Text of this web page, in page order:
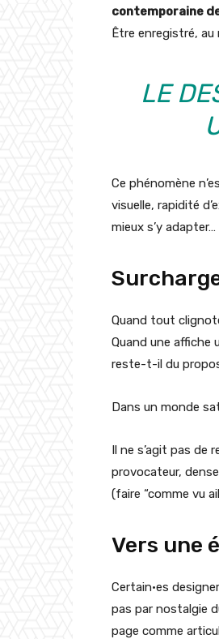
contemporaine
Être enregistré,
LE
Ce phénomène
visuelle, rapidité
mieux s’y
Quand tout
Quand une
reste-t-il du
Dans un monde
Il ne s’agit pas de
provocateur,
(faire “comme vu
Vers une
Certain·es
pas par nostalgie
page comme